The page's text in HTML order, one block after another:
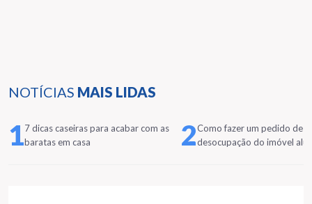
NOTÍCIAS MAIS LIDAS
17 dicas caseiras para acabar com as
baratas em casa
2Como fazer um pedido de
desocupação do imóvel